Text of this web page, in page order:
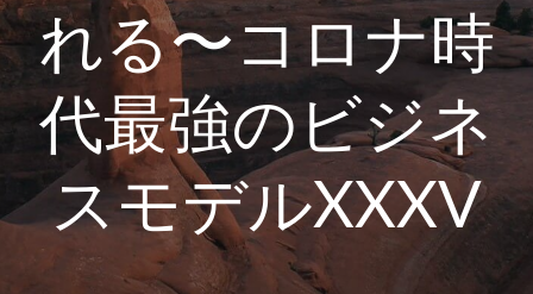
れる〜コロナ時
代最強のビジネ
スモデルXXXV